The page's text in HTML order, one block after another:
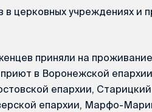
церковных учреждениях и
приняли на
в Воронежской
епархии,
епархии, Марфо-